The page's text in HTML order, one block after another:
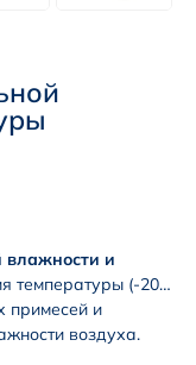
влажности и
температуры (-20…
примесей и
воздуха.